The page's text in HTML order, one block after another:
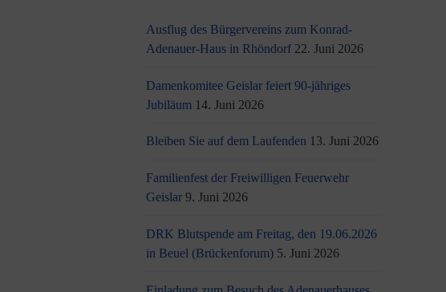
Ausflug des Bürgervereins zum Konrad-
Adenauer-Haus in Rhöndorf 22. Juni 2026
Damenkomitee Geislar feiert 90-jähriges
Jubiläum 14. Juni 2026
Bleiben Sie auf dem Laufenden 13. Juni 2026
Familienfest der Freiwilligen Feuerwehr
Geislar 9. Juni 2026
DRK Blutspende am Freitag, den 19.06.2026
in Beuel (Brückenforum) 5. Juni 2026